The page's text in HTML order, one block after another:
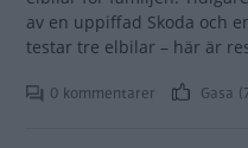
av en uppiffad Skoda och
testar tre elbilar – här är
0 kommentarer Gasa